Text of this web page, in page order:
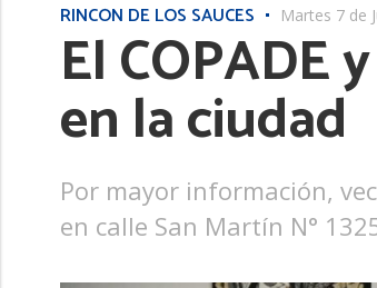
RINCÓN DE LOS SAUCES Martes 7 de
El COPADE
en la ciudad
Por mayor información,
en calle San Martín N°